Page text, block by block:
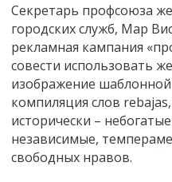
Секретарь профсоюза
городских служб, Мар
рекламная кампания
совести использовать
изображение шаблонной
компиляция слов
исторически –
независимые,
свободных нравов.